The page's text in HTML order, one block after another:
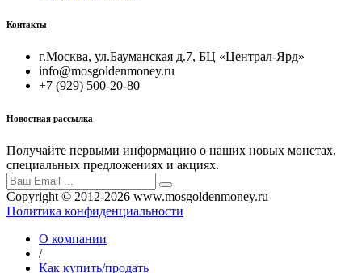
Контакты
г.Москва, ул.Бауманская д.7, БЦ «Централ-Ярд»
info@mosgoldenmoney.ru
+7 (929) 500-20-80
Новостная рассылка
Получайте первыми информацию о наших новых монетах,
специальных предложениях и акциях.
Copyright © 2012-2026 www.mosgoldenmoney.ru
Политика конфиденциальности
О компании
/
Как купить/продать